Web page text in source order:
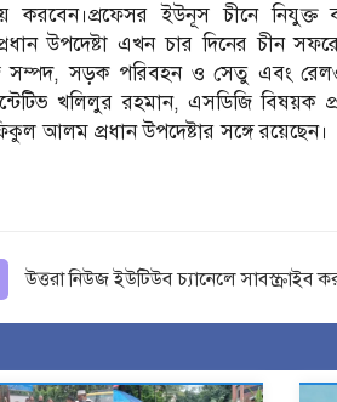
করবেন।প্রফেসর ইউনূস চীনে নিযুক্ত
উপদেষ্টা এখন চার দিনের চীন সফরে
সম্পদ, সড়ক পরিবহন ও সেতু এবং
খলিলুর রহমান, এসডিজি বিষয়ক
আলম প্রধান উপদেষ্টার সঙ্গে রয়েছেন।
উত্তরা নিউজ ইউটিউব চ্যানেলে সাবস্ক্রাইব